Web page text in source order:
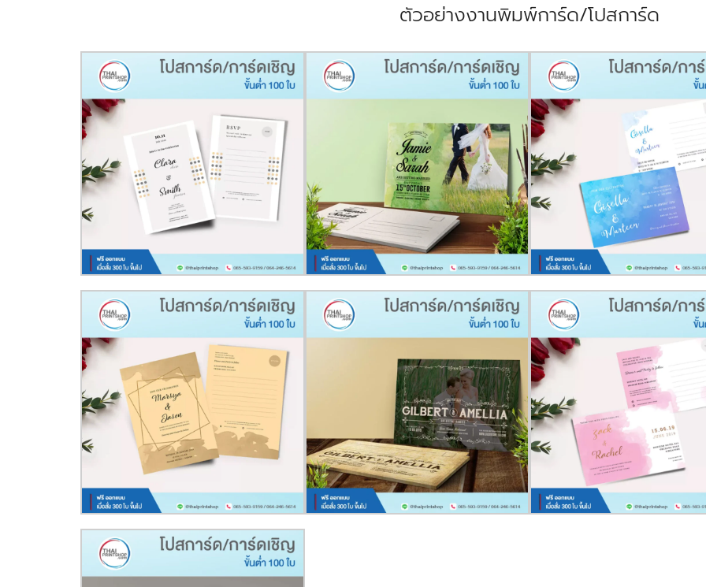
ตัวอย่างงานพิมพ์การ์ด/โปสการ์ด